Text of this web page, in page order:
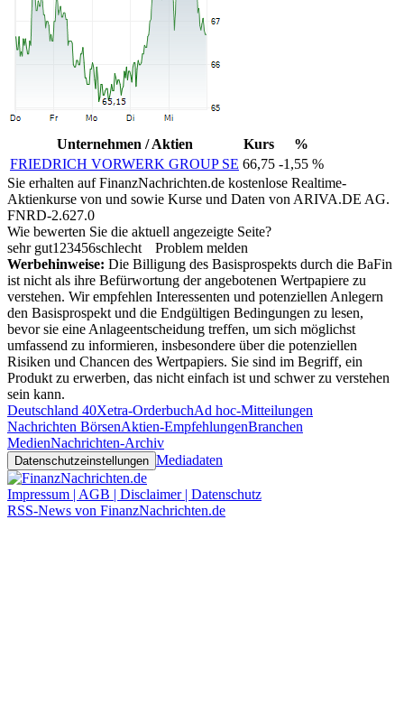
Unternehmen / Aktien Kurs
%
FRIEDRICH VORWERK GROUP SE 66,75 -1,55 %
Sie erhalten auf FinanzNachrichten.de kostenlose Realtime-
Aktienkurse von und sowie Kurse und Daten von ARIVA.DE AG.
FNRD-2.627.0
Wie bewerten Sie die aktuell angezeigte Seite?
sehr gut1 23456schlecht
Problem melden
Werbehinweise: Die Billigung des Basisprospekts durch die BaFin
ist nicht als ihre Befürwortung der angebotenen Wertpapiere zu
verstehen. Wir empfehlen Interessenten und potenziellen Anlegern
den Basisprospekt und die Endgültigen Bedingungen zu lesen,
bevor sie eine Anlageentscheidung treffen, um sich möglichst
umfassend zu informieren, insbesondere über die potenziellen
Risiken und Chancen des Wertpapiers. Sie sind im Begriff, ein
Produkt zu erwerben, das nicht einfach ist und schwer zu verstehen
sein kann.
Deutschland 40Xetra-OrderbuchAd hoc-Mitteilungen
Nachrichten BörsenAktien-EmpfehlungenBranchen
MedienNachrichten-Archiv
Datenschutzeinstellungen Mediadaten
Impressum | AGB | Disclaimer | Datenschutz
RSS-News von FinanzNachrichten.de